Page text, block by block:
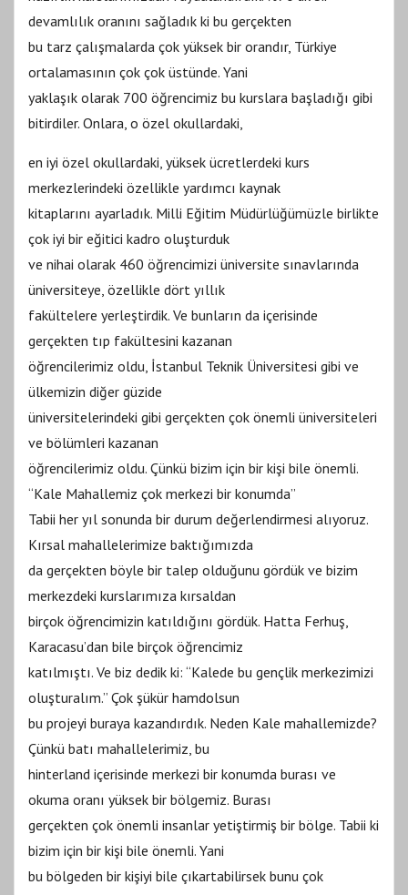
devamlılık oranını sağladık ki bu gerçekten
bu tarz çalışmalarda çok yüksek bir orandır, Türkiye
ortalamasının çok çok üstünde. Yani
yaklaşık olarak 700 öğrencimiz bu kurslara başladığı gibi
bitirdiler. Onlara, o özel okullardaki,
en iyi özel okullardaki, yüksek ücretlerdeki kurs
merkezlerindeki özellikle yardımcı kaynak
kitaplarını ayarladık. Milli Eğitim Müdürlüğümüzle birlikte
çok iyi bir eğitici kadro oluşturduk
ve nihai olarak 460 öğrencimizi üniversite sınavlarında
üniversiteye, özellikle dört yıllık
fakültelere yerleştirdik. Ve bunların da içerisinde
gerçekten tıp fakültesini kazanan
öğrencilerimiz oldu, İstanbul Teknik Üniversitesi gibi ve
ülkemizin diğer güzide
üniversitelerindeki gibi gerçekten çok önemli üniversiteleri
ve bölümleri kazanan
öğrencilerimiz oldu. Çünkü bizim için bir kişi bile önemli.
“Kale Mahallemiz çok merkezi bir konumda”
Tabii her yıl sonunda bir durum değerlendirmesi alıyoruz.
Kırsal mahallelerimize baktığımızda
da gerçekten böyle bir talep olduğunu gördük ve bizim
merkezdeki kurslarımıza kırsaldan
birçok öğrencimizin katıldığını gördük. Hatta Ferhuş,
Karacasu’dan bile birçok öğrencimiz
katılmıştı. Ve biz dedik ki: “Kalede bu gençlik merkezimizi
oluşturalım.” Çok şükür hamdolsun
bu projeyi buraya kazandırdık. Neden Kale mahallemizde?
Çünkü batı mahallelerimiz, bu
hinterland içerisinde merkezi bir konumda burası ve
okuma oranı yüksek bir bölgemiz. Burası
gerçekten çok önemli insanlar yetiştirmiş bir bölge. Tabii ki
bizim için bir kişi bile önemli. Yani
bu bölgeden bir kişiyi bile çıkartabilirsek bunu çok